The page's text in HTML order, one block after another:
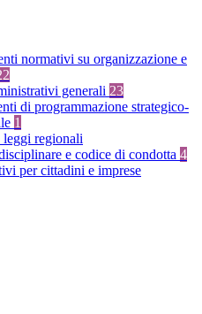
normativi su organizzazione e
generali 23
di programmazione strategico-
1
leggi regionali
e codice di condotta 4
per cittadini e imprese